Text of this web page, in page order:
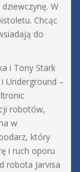
W
Chcąc
do
i Tony Stark
Underground –
robotów,
w
który
i ruch oporu
robota Jarvisa